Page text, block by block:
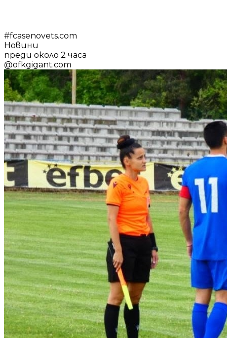
#fcasenovets.com
Новини
преди около 2 часа
@ofkgigant.com